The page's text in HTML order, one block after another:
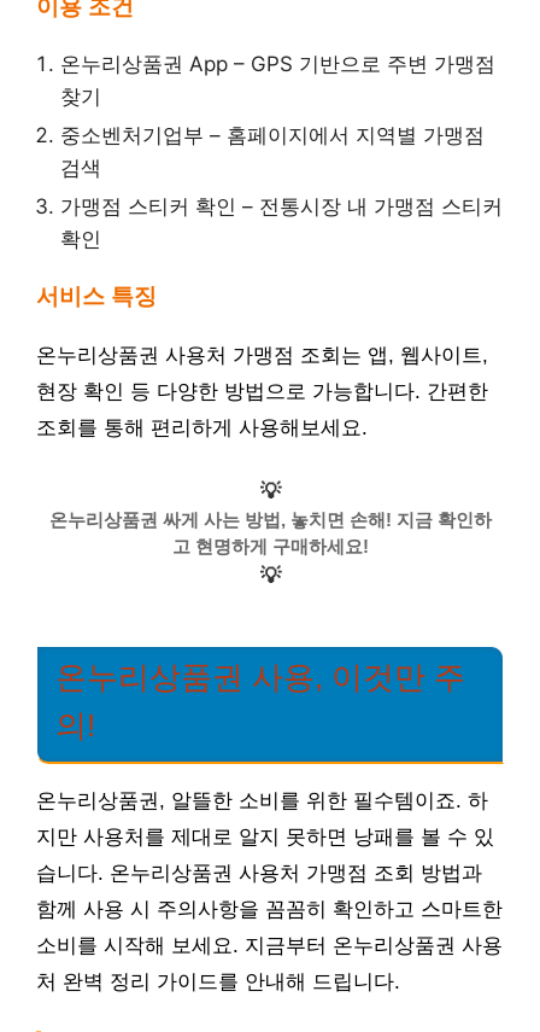
이용 조건
온누리상품권 App – GPS 기반으로 주변 가맹점
찾기
중소벤처기업부 – 홈페이지에서 지역별 가맹점
검색
가맹점 스티커 확인 – 전통시장 내 가맹점 스티커
확인
서비스 특징
온누리상품권 사용처 가맹점 조회는 앱, 웹사이트,
현장 확인 등 다양한 방법으로 가능합니다. 간편한
조회를 통해 편리하게 사용해보세요.
💡
온누리상품권 싸게 사는 방법, 놓치면 손해! 지금 확인하
고 현명하게 구매하세요!
💡
온누리상품권 사용, 이것만 주
의!
온누리상품권, 알뜰한 소비를 위한 필수템이죠. 하
지만 사용처를 제대로 알지 못하면 낭패를 볼 수 있
습니다. 온누리상품권 사용처 가맹점 조회 방법과
함께 사용 시 주의사항을 꼼꼼히 확인하고 스마트한
소비를 시작해 보세요. 지금부터 온누리상품권 사용
처 완벽 정리 가이드를 안내해 드립니다.